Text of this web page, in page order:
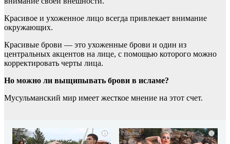
Красивое и ухоженное лицо всегда привлекает внимание
окружающих.
Красивые брови — это ухоженные брови и один из
центральных акцентов на лице, с помощью которого можно
корректировать черты лица.
Но можно ли выщипывать брови в исламе?
Мусульманский мир имеет жесткое мнение на этот счет.
i i